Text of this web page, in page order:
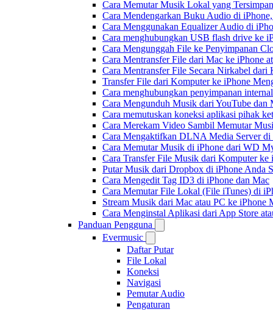
Cara Memutar Musik Lokal yang
Cara Mendengarkan Buku Audio di
Cara Menggunakan Equalizer Audio di
Cara menghubungkan USB flash drive ke
Cara Mengunggah File ke Penyimpanan
Cara Mentransfer File dari Mac ke iPhone
Cara Mentransfer File Secara Nirkabel
Transfer File dari Komputer ke iPhone
Cara menghubungkan penyimpanan
Cara Mengunduh Musik dari YouTube
Cara memutuskan koneksi aplikasi pihak
Cara Merekam Video Sambil Memutar
Cara Mengaktifkan DLNA Media Server
Cara Memutar Musik di iPhone dari WD
Cara Transfer File Musik dari Komputer
Putar Musik dari Dropbox di iPhone Anda
Cara Mengedit Tag ID3 di iPhone dan Mac
Cara Memutar File Lokal (File iTunes) di
Stream Musik dari Mac atau PC ke iPhone
Cara Menginstal Aplikasi dari App Store
Panduan Pengguna
Evermusic
Daftar Putar
File Lokal
Koneksi
Navigasi
Pemutar Audio
Pengaturan